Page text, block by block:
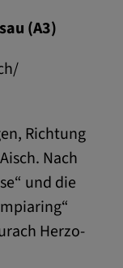
(A3)
Richtung
Nach
und die
Herzo-